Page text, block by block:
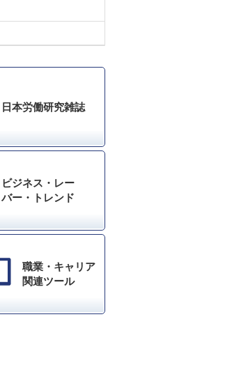
日本労働研究雑誌
ビジネス・レー
バー・トレンド
職業・キャリア
関連ツール